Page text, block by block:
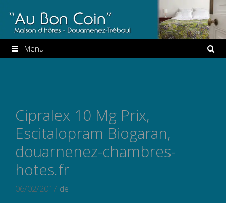
au
contenu
Menu
Cipralex 10 Mg Prix,
Escitalopram Biogaran,
douarnenez-chambres-
hotes.fr
06/02/2017 de